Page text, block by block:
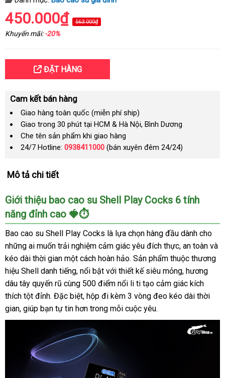
450.000₫ 563.000₫
Khuyến mãi:-20%
ĐẶT HÀNG
Cam kết bán hàng
Giao hàng toàn quốc (miễn phí ship)
Giao trong 30 phút tại HCM & Hà Nội, Bình Dương
Che tên sản phẩm khi giao hàng
24/7 Hotline: 0938411000 (bán xuyên đêm 24/24)
Mô tả chi tiết
Giới thiệu bao cao su Shell Play Cocks 6 tính
năng đỉnh cao 🍓⏱
Bao cao su Shell Play Cocks là lựa chọn hàng đầu dành cho
những ai muốn trải nghiệm cảm giác yêu đích thực, an toàn và
kéo dài thời gian một cách hoàn hảo. Sản phẩm thuộc thương
hiệu Shell danh tiếng, nổi bật với thiết kế siêu mỏng, hương
dâu tây quyến rũ cùng 500 điểm nổi li ti tạo cảm giác kích
thích tột đỉnh. Đặc biệt, hộp đi kèm 3 vòng đeo kéo dài thời
gian, giúp bạn tự tin hơn trong mỗi cuộc yêu.